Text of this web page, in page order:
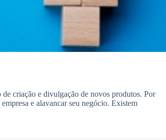
criação e divulgação de novos produtos. Por
e alavancar seu negócio. Existem